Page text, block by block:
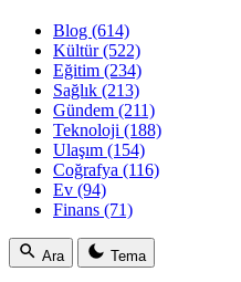
Blog (614)
Kültür(522)
Eğitim (234)
Sağlık (213)
Gündem (211)
Teknoloji (188)
Ulaşım (154)
Coğrafya (116)
Ev (94)
Finans (71)
Ara Tema